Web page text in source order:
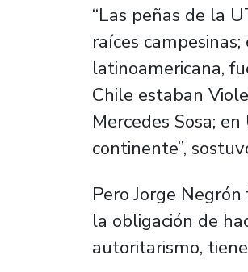
“Las peñas de la
raíces
latinoamericana,
Chile estaban
Mercedes Sosa;
continente”,
Pero Jorge
la obligación de
autoritarismo,